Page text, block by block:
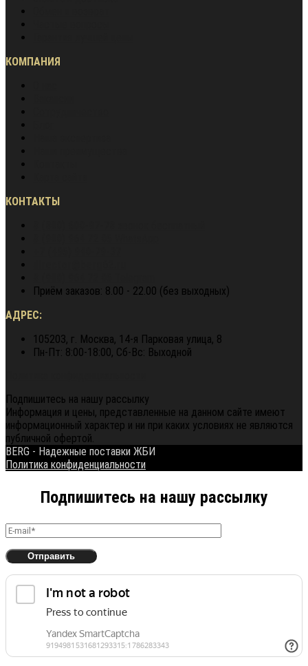
КОМПАНИЯ
КОНТАКТЫ
Приём заказов: 8.00 - 22.00 (без выходных)
АДРЕС:
105203, г. Москва, 14-я Парковая улица, 8
Пн-Пт: 8:00-18:00, Сб-Вс: Выходной
Подпишитесь на нашу рассылку
Информация и цены, представленные на данном сайте имеют
информационный характер и ни при каких условиях не являются
публичной офертой.
BERG - Надежные поставки ЖБИ
Политика конфиденциальности
Подпишитесь на нашу рассылку